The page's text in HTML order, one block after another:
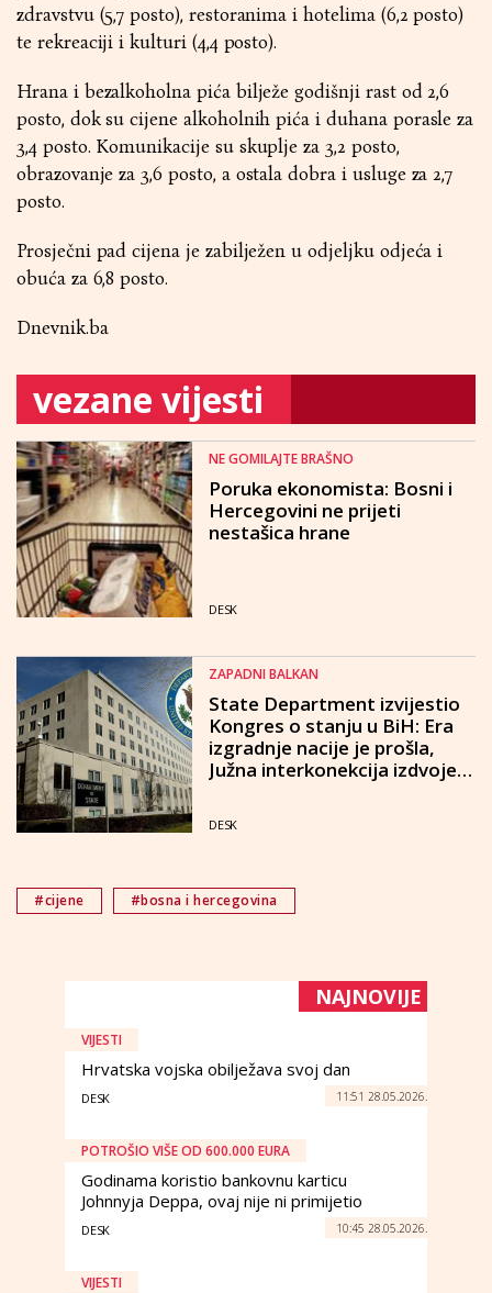
zdravstvu (5,7 posto), restoranima i hotelima (6,2 posto)
te rekreaciji i kulturi (4,4 posto).
Hrana i bezalkoholna pića bilježe godišnji rast od 2,6
posto, dok su cijene alkoholnih pića i duhana porasle za
3,4 posto. Komunikacije su skuplje za 3,2 posto,
obrazovanje za 3,6 posto, a ostala dobra i usluge za 2,7
posto.
Prosječni pad cijena je zabilježen u odjeljku odjeća i
obuća za 6,8 posto.
Dnevnik.ba
vezane vijesti
NE GOMILAJTE BRAŠNO
Poruka ekonomista: Bosni i
Hercegovini ne prijeti
nestašica hrane
DESK
ZAPADNI BALKAN
State Department izvijestio
Kongres o stanju u BiH: Era
izgradnje nacije je prošla,
Južna interkonekcija izdvojen
DESK
#cijene #bosna i hercegovina
NAJNOVIJE
VIJESTI
Hrvatska vojska obilježava svoj dan
DESK 11:51 28.05.2026.
POTROŠIO VIŠE OD 600.000 EURA
Godinama koristio bankovnu karticu
Johnnyja Deppa, ovaj nije ni primijetio
DESK 10:45 28.05.2026.
VIJESTI